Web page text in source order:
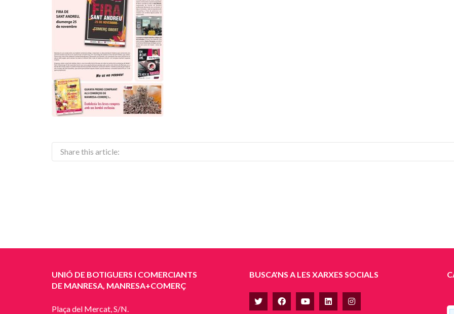
Share this article:
UNIÓ DE BOTIGUERS I COMERCIANTS
DE MANRESA, MANRESA+COMERÇ
Plaça del Mercat, S/N.
BUSCA'NS A LES XARXES SOCIALS